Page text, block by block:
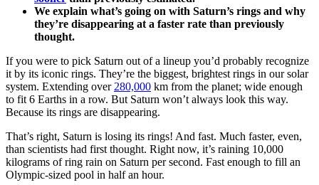
We explain what’s going on with Saturn’s rings and why
they’re disappearing at a faster rate than previously
thought.
If you were to pick Saturn out of a lineup you’d probably recognize
it by its iconic rings. They’re the biggest, brightest rings in our solar
system. Extending over 280,000 km from the planet; wide enough
to fit 6 Earths in a row. But Saturn won’t always look this way.
Because its rings are disappearing.
That’s right, Saturn is losing its rings! And fast. Much faster, even,
than scientists had first thought. Right now, it’s raining 10,000
kilograms of ring rain on Saturn per second. Fast enough to fill an
Olympic-sized pool in half an hour.